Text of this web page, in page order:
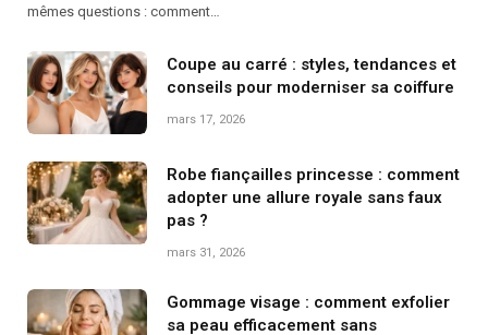
mêmes questions : comment…
Coupe au carré : styles, tendances et
conseils pour moderniser sa coiffure
mars 17, 2026
Robe fiançailles princesse : comment
adopter une allure royale sans faux
pas ?
mars 31, 2026
Gommage visage : comment exfolier
sa peau efficacement sans